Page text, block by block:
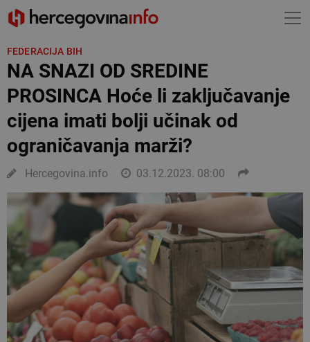
FEDERACIJA BIH
NA SNAZI OD SREDINE
PROSINCA Hoće li zaključavanje
cijena imati bolji učinak od
ograničavanja marži?
Hercegovina.info 03.12.2023. 08:00